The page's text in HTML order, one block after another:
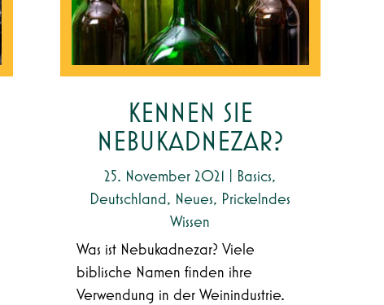
KENNEN SIE
NEBUKADNEZAR?
25. November 2021 Basics,
Deutschland , Neues, Prickelndes
Wissen
Was ist Nebukadnezar? Viele
biblische Namen finden ihre
Verwendung in der Weinindustrie.